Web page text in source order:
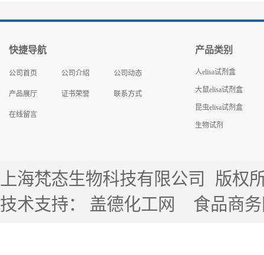
快捷导航
公司首页 公司介绍 公司动态
产品展厅 证书荣誉 联系方式
在线留言
产品类别
人elisa试剂盒
大鼠elisa试剂盒
昆虫elisa试剂盒
生物试剂
上海梵态生物科技有限公司
版权
技术支持： 盖德化工网 食品商